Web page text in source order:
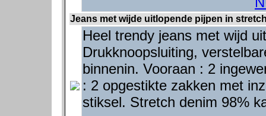
Jeans met wijde uitlopende pijpen in
Heel trendy jeans met wijd
Drukknoopsluiting,
binnenin. Vooraan : 2
: 2 opgestikte zakken met
stiksel. Stretch denim 98%